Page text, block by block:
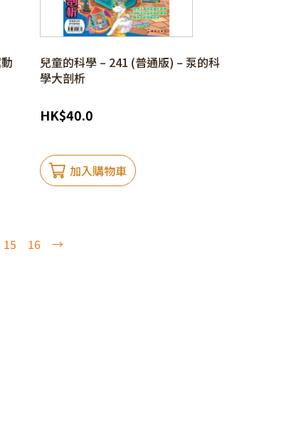
兒童的科學 – 241 (普通版) – 泵的科
學大剖析
HK$40.0
加入購物車
15 16 →